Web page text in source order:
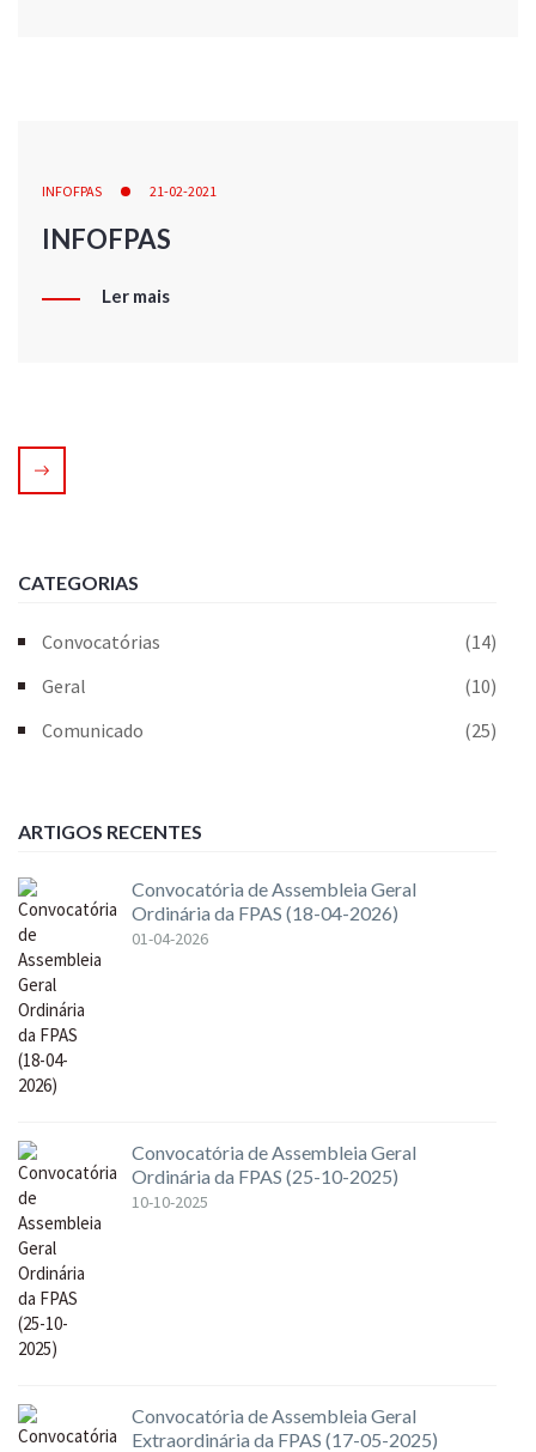
INFOFPAS 21-02-2021
INFOFPAS
Ler mais
CATEGORIAS
Convocatórias
(14)
Geral
(10)
Comunicado
(25)
ARTIGOS RECENTES
Convocatória de Assembleia Geral
Ordinária da FPAS (18-04-2026)
01-04-2026
Convocatória de Assembleia Geral
Ordinária da FPAS (25-10-2025)
10-10-2025
Convocatória de Assembleia Geral
Extraordinária da FPAS (17-05-2025)